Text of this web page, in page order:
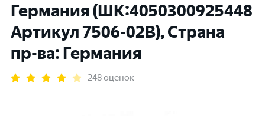
Германия (ШК:4050300925448
Артикул 7506-02В), Страна
пр-ва: Германия
248 оценок